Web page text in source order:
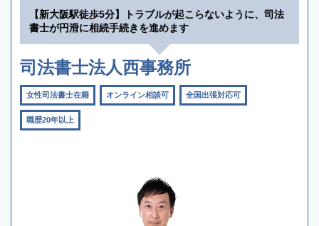
【新大阪駅徒歩5分】トラブルが起こらないように、司法
書士が円滑に相続手続きを進めます
司法書士法人西事務所
女性司法書士在籍 オンライン相談可 全国出張対応可
職歴20年以上